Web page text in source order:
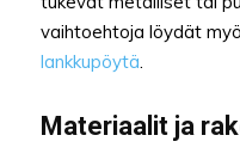
vaihtoehtoja löydät
lankkupöytä
Materiaalit ja